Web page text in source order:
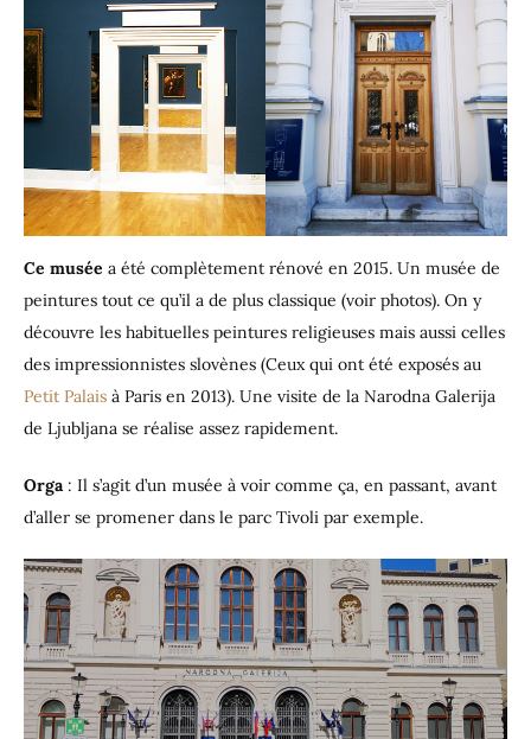
Ce musée a été complètement rénové en 2015. Un musée de
peintures tout ce qu’il a de plus classique (voir photos). On y
découvre les habituelles peintures religieuses mais aussi celles
des impressionnistes slovènes (Ceux qui ont été exposés au
Petit Palais à Paris en 2013). Une visite de la Narodna Galerija
de Ljubljana se réalise assez rapidement.
Orga : Il s’agit d’un musée à voir comme ça, en passant, avant
d’aller se promener dans le parc Tivoli par exemple.